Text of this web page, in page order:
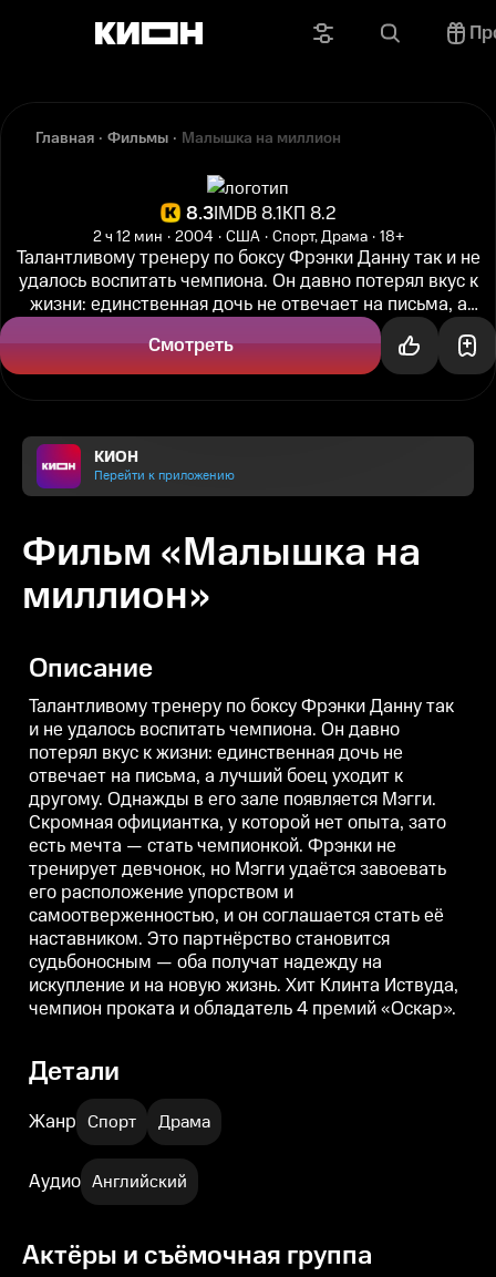
Главная Фильмы Малышка на миллион
8.3IMDB 8.1КП 8.2
2 ч 12 мин 2004 США Спорт, Драма 18+
Талантливому тренеру по боксу Фрэнки Данну так и не
удалось воспитать чемпиона. Он давно потерял вкус к
жизни: единственная дочь не отвечает на письма, а
Смотреть
КИОН
Перейти к приложению
Фильм «Малышка на
миллион»
Описание
Талантливому тренеру по боксу Фрэнки Данну так
и не удалось воспитать чемпиона. Он давно
потерял вкус к жизни: единственная дочь не
отвечает на письма, а лучший боец уходит к
другому. Однажды в его зале появляется Мэгги.
Скромная официантка, у которой нет опыта, зато
есть мечта — стать чемпионкой. Фрэнки не
тренирует девчонок, но Мэгги удаётся завоевать
его расположение упорством и
самоотверженностью, и он соглашается стать её
наставником. Это партнёрство становится
судьбоносным — оба получат надежду на
искупление и на новую жизнь. Хит Клинта Иствуда,
чемпион проката и обладатель 4 премий «Оскар».
Детали
Жанр Спорт Драма
Аудио Английский
Актёры и съёмочная группа